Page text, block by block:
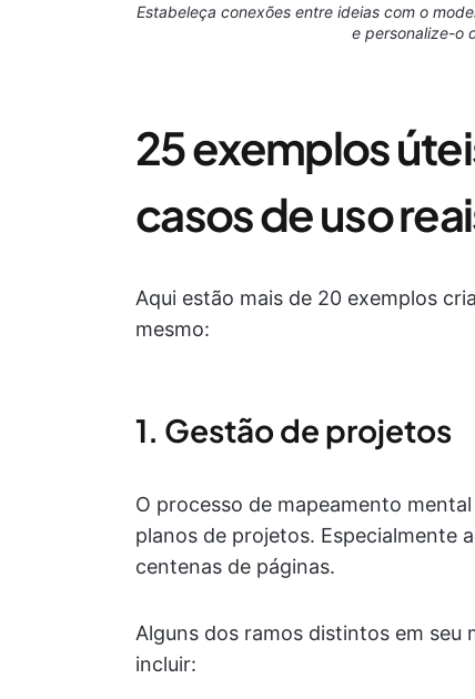
Estabeleça conexões entre ideias com o
e personalize-o
25 exemplos
casos de uso
Aqui estão mais de 20 exemplos
mesmo:
1. Gestão de projetos
O processo de mapeamento
planos de projetos. Especialmente
centenas de páginas.
Alguns dos ramos distintos em
incluir: